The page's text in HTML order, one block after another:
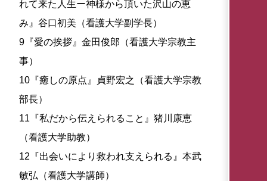
れて来た人生ー神様から頂いた沢山の恵
み』谷口初美（看護大学副学長）
9『愛の挨拶』金田俊郎（看護大学宗教主
事）
10『癒しの原点』貞野宏之（看護大学宗教
部長）
11『私だから伝えられること』猪川康恵
（看護大学助教）
12『出会いにより救われ支えられる』本武
敏弘（看護大学講師）